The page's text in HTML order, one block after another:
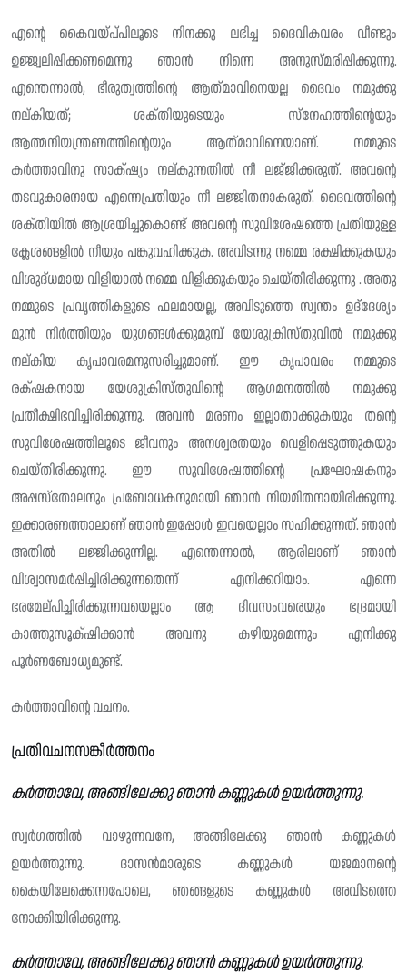
എന്റെ കൈവയ്പ്‌പിലൂടെ നിനക്കു ലഭിച്ച ദൈവികവരം വീണ്ടും
ഉജ്ജ്വലിപ്പിക്കണമെന്നു ഞാൻ നിന്നെ അനുസ്‌മരിപ്പിക്കുന്നു.
എന്തെന്നാൽ, ഭീരുത്വത്തിന്റെ ആത്‌മാവിനെയല്ല ദൈവം നമുക്കു
നല്കിയത്; ശക്‌തിയുടെയും സ്നേഹത്തിന്റെയും
ആത്മനിയന്ത്രണത്തിന്റെയും ആത്‌മാവിനെയാണ്. നമ്മുടെ
കർത്താവിനു സാക്‌ഷ്യം നല്കുന്നതിൽ നീ ലജ്‌ജിക്കരുത്. അവന്റെ
തടവുകാരനായ എന്നെപ്രതിയും നീ ലജ്ജിതനാകരുത്. ദൈവത്തിന്റെ
ശക്‌തിയിൽ ആശ്രയിച്ചുകൊണ്ട് അവന്റെ സുവിശേഷത്തെ പ്രതിയുള്ള
ക്ലേശങ്ങളിൽ നീയും പങ്കുവഹിക്കുക. അവിടന്നു നമ്മെ രക്ഷിക്കുകയും
വിശുദ്‌ധമായ വിളിയാൽ നമ്മെ വിളിക്കുകയും ചെയ്തിരിക്കുന്നു . അതു
നമ്മുടെ പ്രവൃത്തികളുടെ ഫലമായല്ല, അവിടുത്തെ സ്വന്തം ഉദ്‌ദേശ്യം
മുൻ നിർത്തിയും യുഗങ്ങൾക്കുമുമ്പ് യേശുക്രിസ്‌തുവിൽ നമുക്കു
നല്‌കിയ കൃപാവരമനുസരിച്ചുമാണ്. ഈ കൃപാവരം നമ്മുടെ
രക്‌ഷകനായ യേശുക്രിസ്‌തുവിന്റെ ആഗമനത്തിൽ നമുക്കു
പ്രതീക്ഷിഭവിച്ചിരിക്കുന്നു. അവൻ മരണം ഇല്ലാതാക്കുകയും തന്റെ
സുവിശേഷത്തിലൂടെ ജീവനും അനശ്വരതയും വെളിപ്പെടുത്തുകയും
ചെയ്തിരിക്കുന്നു. ഈ സുവിശേഷത്തിന്റെ പ്രഘോഷകനും
അപ്പസ്തോലനും പ്രബോധകനുമായി ഞാൻ നിയമിതനായിരിക്കുന്നു.
ഇക്കാരണത്താലാണ് ഞാൻ ഇപ്പോൾ ഇവയെല്ലാം സഹിക്കുന്നത്. ഞാൻ
അതിൽ ലജ്ജിക്കുന്നില്ല. എന്തെന്നാൽ, ആരിലാണ് ഞാൻ
വിശ്വാസമർപ്പിച്ചിരിക്കുന്നതെന്ന് എനിക്കറിയാം. എന്നെ
ഭരമേല്‌പിച്ചിരിക്കുന്നവയെല്ലാം ആ ദിവസംവരെയും ഭദ്രമായി
കാത്തുസൂക്‌ഷിക്കാൻ അവനു കഴിയുമെന്നും എനിക്കു
പൂർണബോധ്യമുണ്ട്.
കർത്താവിന്റെ വചനം.
പ്രതിവചനസങ്കീർത്തനം
കർത്താവേ, അങ്ങിലേക്കു ഞാൻ കണ്ണുകൾ ഉയർത്തുന്നു.
സ്വർഗത്തിൽ വാഴുന്നവനേ, അങ്ങിലേക്കു ഞാൻ കണ്ണുകൾ
ഉയർത്തുന്നു. ദാസൻമാരുടെ കണ്ണുകൾ യജമാനന്റെ
കൈയിലേക്കെന്നപോലെ, ഞങ്ങളുടെ കണ്ണുകൾ അവിടത്തെ
നോക്കിയിരിക്കുന്നു.
കർത്താവേ, അങ്ങിലേക്കു ഞാൻ കണ്ണുകൾ ഉയർത്തുന്നു.